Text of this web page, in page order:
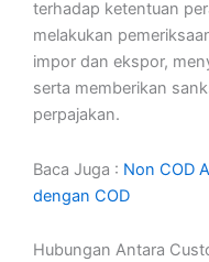
terhadap ketentuan
melakukan
impor dan ekspor,
serta memberikan
perpajakan.
Baca Juga : Non COD
dengan COD
Hubungan Antara